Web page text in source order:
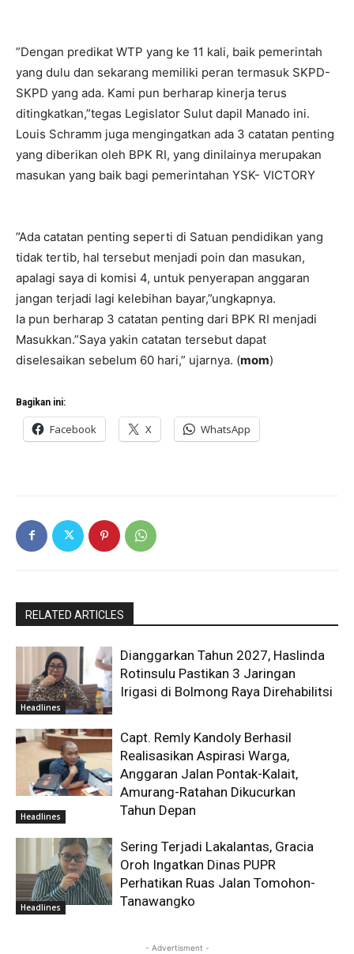
”Dengan predikat WTP yang ke 11 kali, baik pemerintah
yang dulu dan sekarang memiliki peran termasuk SKPD-
SKPD yang ada. Kami pun berharap kinerja terus
ditingkatkan,”tegas Legislator Sulut dapil Manado ini.
Louis Schramm juga mengingatkan ada 3 catatan penting
yang diberikan oleh BPK RI, yang dinilainya merupakan
masukan yang baik bagi pemerintahan YSK- VICTORY
”Ada catatan penting seperti di Satuan pendidikan yang
tidak tertib, hal tersebut menjadi poin dan masukan,
apalagi saya di komisi 4, untuk penyerapan anggaran
jangan terjadi lagi kelebihan bayar,”ungkapnya.
Ia pun berharap 3 catatan penting dari BPK RI menjadi
Masukkan.”Saya yakin catatan tersebut dapat
diselesaikan sebelum 60 hari,” ujarnya. (mom)
Bagikan ini:
Facebook X WhatsApp
RELATED ARTICLES
Headlines
Dianggarkan Tahun 2027, Haslinda
Rotinsulu Pastikan 3 Jaringan
Irigasi di Bolmong Raya Direhabilitsi
Headlines
Capt. Remly Kandoly Berhasil
Realisasikan Aspirasi Warga,
Anggaran Jalan Pontak-Kalait,
Amurang-Ratahan Dikucurkan
Tahun Depan
Headlines
Sering Terjadi Lakalantas, Gracia
Oroh Ingatkan Dinas PUPR
Perhatikan Ruas Jalan Tomohon-
Tanawangko
- Advertisment -